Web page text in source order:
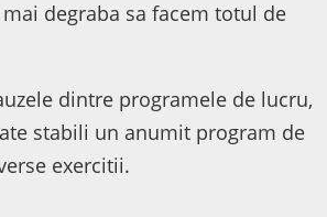
degraba sa facem totul de
dintre programele de lucru,
stabili un anumit program de
exercitii.